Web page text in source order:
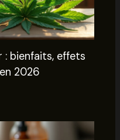
: bienfaits, effets
2026